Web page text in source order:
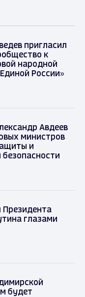
пригласил
к
народной
России»
Авдеев
министров
и
безопасности
Президента
глазами
будет